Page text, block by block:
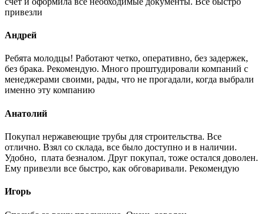
привезли
Андрей
Ребята молодцы! Работают четко, оперативно, без задержек,
без брака. Рекомендую. Много проштудировали компаний с
менеджерами своими, рады, что не прогадали, когда выбрали
именно эту компанию
Анатолий
Покупал нержавеющие трубы для строительства. Все
отлично. Взял со склада, все было доступно и в наличии.
Удобно, плата безналом. Друг покупал, тоже остался доволен.
Ему привезли все быстро, как обговаривали. Рекомендую
Игорь